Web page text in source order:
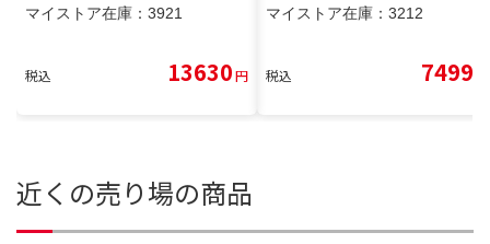
マイストア在庫： 3921
税込 13630円
マイストア在庫： 3212
税込 7499
近くの売り場の商品